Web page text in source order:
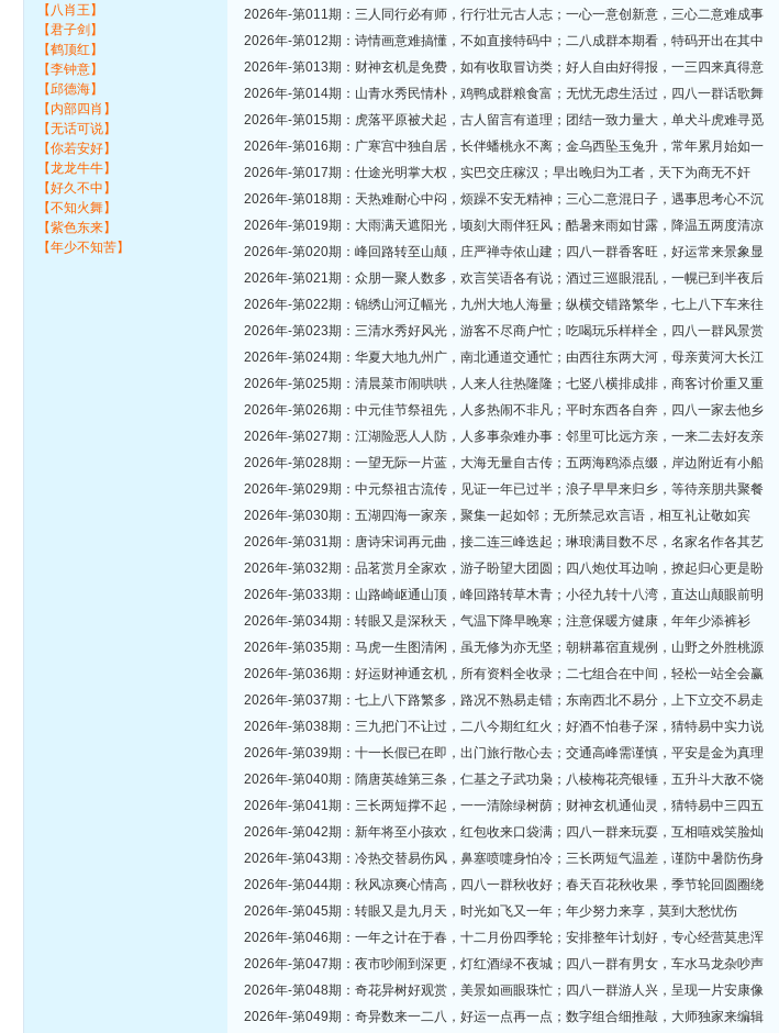
【八肖王】
【君子剑】
【鹤顶红】
【李钟意】
【邱德海】
【内部四肖】
【无话可说】
【你若安好】
【龙龙牛牛】
【好久不中】
【不知火舞】
【紫色东来】
【年少不知苦】
2026年-第011期：三人同行必有师，行行壮元古人志；一心一意创新意，三心二意难成事
2026年-第012期：诗情画意难搞懂，不如直接特码中；二八成群本期看，特码开出在其中
2026年-第013期：财神玄机是免费，如有收取冒访类；好人自由好得报，一三四来真得意
2026年-第014期：山青水秀民情朴，鸡鸭成群粮食富；无忧无虑生活过，四八一群话歌舞
2026年-第015期：虎落平原被犬起，古人留言有道理；团结一致力量大，单犬斗虎难寻觅
2026年-第016期：广寒宫中独自居，长伴蟠桃永不离；金乌西坠玉兔升，常年累月始如一
2026年-第017期：仕途光明掌大权，实巴交庄稼汉；早出晚归为工者，天下为商无不奸
2026年-第018期：天热难耐心中闷，烦躁不安无精神；三心二意混日子，遇事思考心不沉
2026年-第019期：大雨满天遮阳光，顷刻大雨伴狂风；酷暑来雨如甘露，降温五两度清凉
2026年-第020期：峰回路转至山颠，庄严禅寺依山建；四八一群香客旺，好运常来景象显
2026年-第021期：众朋一聚人数多，欢言笑语各有说；酒过三巡眼混乱，一幌已到半夜后
2026年-第022期：锦绣山河辽幅光，九州大地人海量；纵横交错路繁华，七上八下车来往
2026年-第023期：三清水秀好风光，游客不尽商户忙；吃喝玩乐样样全，四八一群风景赏
2026年-第024期：华夏大地九州广，南北通道交通忙；由西往东两大河，母亲黄河大长江
2026年-第025期：清晨菜市闹哄哄，人来人往热隆隆；七竖八横排成排，商客讨价重又重
2026年-第026期：中元佳节祭祖先，人多热闹不非凡；平时东西各自奔，四八一家去他乡
2026年-第027期：江湖险恶人人防，人多事杂难办事：邻里可比远方亲，一来二去好友亲
2026年-第028期：一望无际一片蓝，大海无量自古传；五两海鸥添点缀，岸边附近有小船
2026年-第029期：中元祭祖古流传，见证一年已过半；浪子早早来归乡，等待亲朋共聚餐
2026年-第030期：五湖四海一家亲，聚集一起如邻；无所禁忌欢言语，相互礼让敬如宾
2026年-第031期：唐诗宋词再元曲，接二连三峰迭起；琳琅满目数不尽，名家名作各其艺
2026年-第032期：品茗赏月全家欢，游子盼望大团圆；四八炮仗耳边响，撩起归心更是盼
2026年-第033期：山路崎岖通山顶，峰回路转草木青；小径九转十八湾，直达山颠眼前明
2026年-第034期：转眼又是深秋天，气温下降早晚寒；注意保暖方健康，年年少添裤衫
2026年-第035期：马虎一生图清闲，虽无修为亦无坚；朝耕幕宿直规例，山野之外胜桃源
2026年-第036期：好运财神通玄机，所有资料全收录；二七组合在中间，轻松一站全会赢
2026年-第037期：七上八下路繁多，路况不熟易走错；东南西北不易分，上下立交不易走
2026年-第038期：三九把门不让过，二八今期红红火；好酒不怕巷子深，猜特易中实力说
2026年-第039期：十一长假已在即，出门旅行散心去；交通高峰需谨慎，平安是金为真理
2026年-第040期：隋唐英雄第三条，仁基之子武功枭；八棱梅花亮银锤，五升斗大敌不饶
2026年-第041期：三长两短撑不起，一一清除绿树荫；财神玄机通仙灵，猜特易中三四五
2026年-第042期：新年将至小孩欢，红包收来口袋满；四八一群来玩耍，互相嘻戏笑脸灿
2026年-第043期：冷热交替易伤风，鼻塞喷嚏身怕冷；三长两短气温差，谨防中暑防伤身
2026年-第044期：秋风凉爽心情高，四八一群秋收好；春天百花秋收果，季节轮回圆圈绕
2026年-第045期：转眼又是九月天，时光如飞又一年；年少努力来享，莫到大愁忧伤
2026年-第046期：一年之计在于春，十二月份四季轮；安排整年计划好，专心经营莫患浑
2026年-第047期：夜市吵闹到深更，灯红酒绿不夜城；四八一群有男女，车水马龙杂吵声
2026年-第048期：奇花异树好观赏，美景如画眼珠忙；四八一群游人兴，呈现一片安康像
2026年-第049期：奇异数来一二八，好运一点再一点；数字组合细推敲，大师独家来编辑